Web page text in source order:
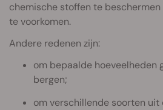
chemische stoffen te
te voorkomen.
Andere redenen zijn:
om bepaalde hoeveelheden
bergen;
om verschillende soorten uit